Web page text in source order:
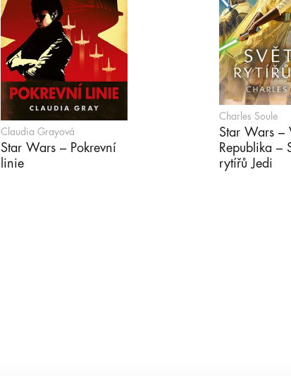
Claudia Grayová
Star Wars – Pokrevní
linie
Charles Soule
Star Wars –
Republika –
rytířů Jedi